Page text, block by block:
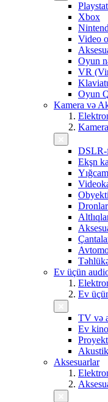
Xbox
Video
Oyun
VR
Oyun
Kamera və
DSLR-
Ekşn
Dronlar
Ev üçün
Ev
TV və
Ev
Aksesuarlar